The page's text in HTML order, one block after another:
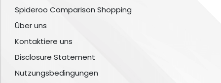
Spideroo Comparison Shopping
Über uns
Kontaktiere uns
Disclosure Statement
Nutzungsbedingungen